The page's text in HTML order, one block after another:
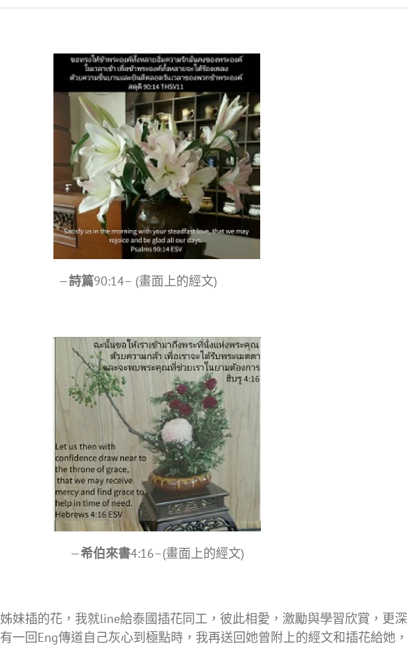
—詩篇90:14– (畫面上的經文)
—希伯來書4:16–(畫面上的經文)
妹插的花，我就line給泰國插花同工，彼此相愛，激勵與學習欣賞，更
一回Eng傳道自己灰心到極點時，我再送回她曾附上的經文和插花給她